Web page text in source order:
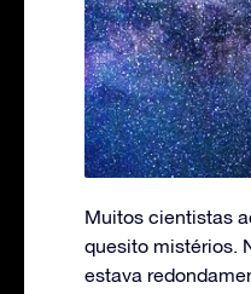
Muitos cientistas
quesito mistérios.
estava